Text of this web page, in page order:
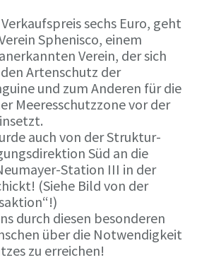
sechs Euro, geht
Sphenisco, einem
Verein, der sich
Artenschutz der
und zum Anderen für die
Meeresschutzzone vor der
auch von der Struktur-
Süd an die
Station III in der
(Siehe Bild von der
durch diesen besonderen
über die Notwendigkeit
zu erreichen!